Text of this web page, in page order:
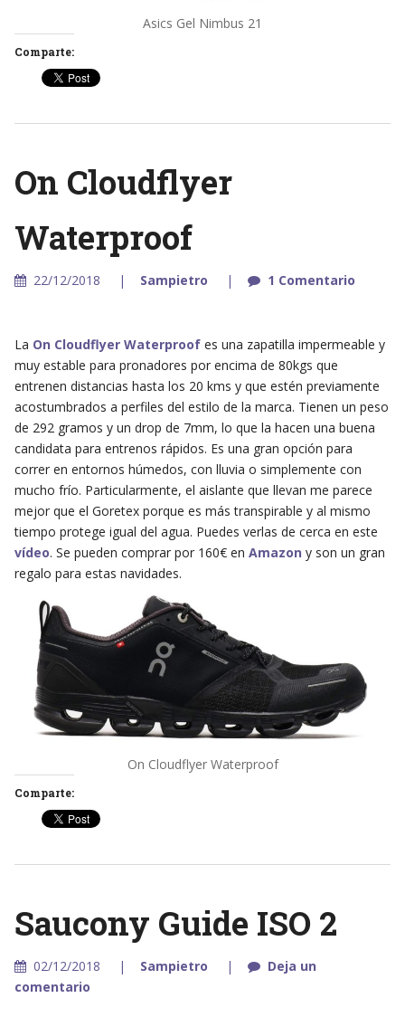
Asics Gel Nimbus 21
Comparte:
On Cloudflyer
Waterproof
22/12/2018 Sampietro 1 Comentario
La On Cloudflyer Waterproofes una zapatilla impermeable y
muy estable para pronadores por encima de 80kgs que
entrenen distancias hasta los 20 kms y que estén previamente
acostumbrados a perfiles del estilo de la marca. Tienen un peso
de 292 gramos y un drop de 7mm, lo que la hacen una buena
candidata para entrenos rápidos. Es una gran opción para
correr en entornos húmedos, con lluvia o simplemente con
mucho frío. Particularmente, el aislante que llevan me parece
mejor que el Goretex porque es más transpirable y al mismo
tiempo protege igual del agua. Puedes verlas de cerca en este
vídeo. Se pueden comprar por 160€ en Amazon y son un gran
regalo para estas navidades.
On Cloudflyer Waterproof
Comparte:
Saucony Guide ISO 2
02/12/2018 Sampietro
Deja un
comentario